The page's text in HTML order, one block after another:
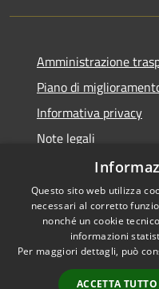
Amministrazione
Piano di
Informativa privacy
Note legali
Dichiarazione di
RSS
Accessibilità
Questo sito web utilizza
necessari al corretto
nonché un cookie
informazioni
Per maggiori dettagli, può
ACCETTA TUTTO